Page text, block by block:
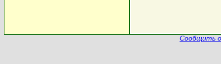
Сообщить о